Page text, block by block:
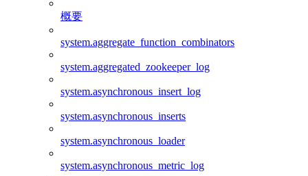
概要
system.aggregate_function_combinators
system.aggregated_zookeeper_log
system.asynchronous_insert_log
system.asynchronous_inserts
system.asynchronous_loader
system.asynchronous_metric_log